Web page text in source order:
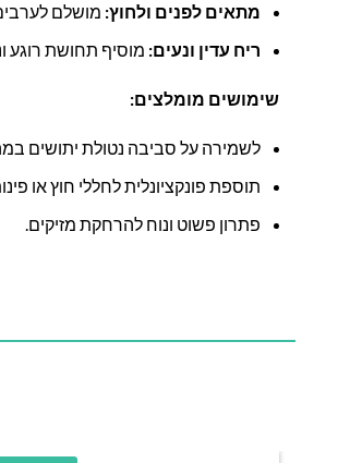
מתאים לפנים ולחוץ: מושלם
ריח עדין ונעים: מוסיף תחושת רוגע
שימושים מומלצים:
לשמירה על סביבה נטולת יתושים
תוספת פונקציונלית לחללי חוץ או
פתרון פשוט ונוח להרחקת מזיקים.